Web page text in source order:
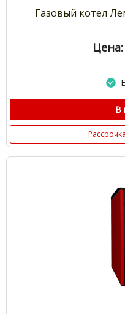
Газовый котел
В
Рассрочка